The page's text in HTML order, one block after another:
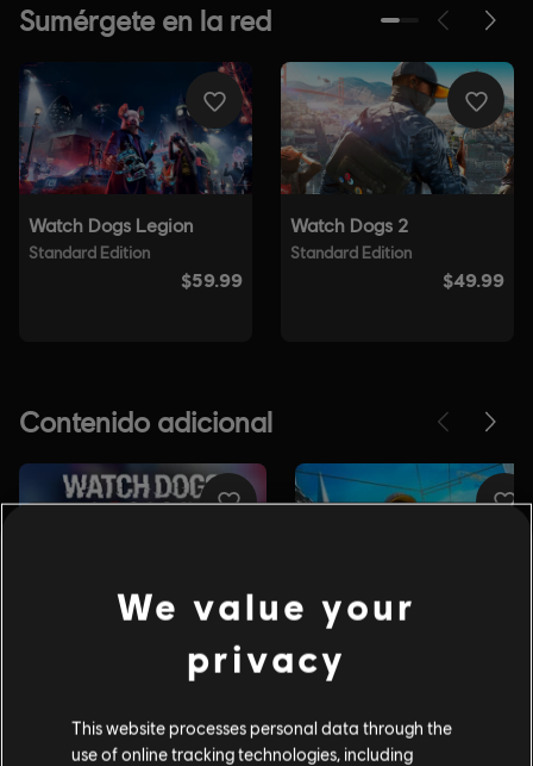
We value your
privacy
This website processes personal data through the
use of online tracking technologies, including